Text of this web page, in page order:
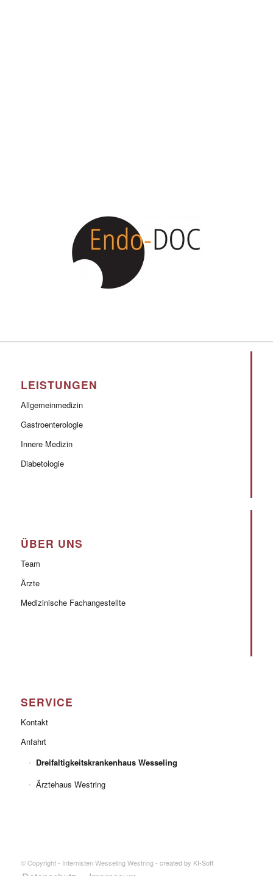
LEISTUNGEN
Allgemeinmedizin
Gastroenterologie
Innere Medizin
Diabetologie
ÜBER UNS
Team
Ärzte
Medizinische Fachangestellte
SERVICE
Kontakt
Anfahrt
Dreifaltigkeitskrankenhaus Wesseling
Ärztehaus Westring
© Copyright - Internisten Wesseling Westring - created by KI-Soft